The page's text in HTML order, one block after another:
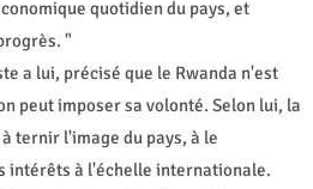
quotidien du pays, et
"
a lui, précisé que le Rwanda n'est
peut imposer sa volonté. Selon lui, la
ternir l'image du pays, à le
intérêts à l'échelle internationale.